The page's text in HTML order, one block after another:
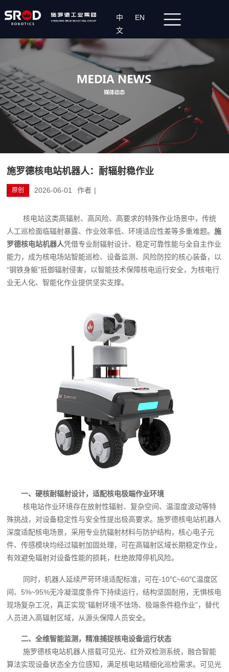
中
文
EN
施罗德核电站机器人：耐辐射稳作业
原创 2026-06-01 作者 |
核电站这类高辐射、高风险、高要求的特殊作业场景中，传统
人工巡检面临辐射暴露、作业效率低、环境适应性差等多重难题。施
罗德核电站机器人凭借专业耐辐射设计、稳定可靠性能与全自主作业
能力，成为核电场站智能巡检、设备监测、风险防控的核心装备，以
“钢铁身躯”抵御辐射侵害，以智能技术保障核电运行安全，为核电行
业无人化、智能化作业提供坚实支撑。
一、硬核耐辐射设计，适配核电极端作业环境
核电站作业环境存在放射性辐射、复杂空间、温湿度波动等特
殊挑战，对设备稳定性与安全性提出极高要求。施罗德核电站机器人
深度适配核电场景，采用专业抗辐射材料与防护结构，核心电子元
件、传感模块均经过辐射加固处理，可在高辐射区域长期稳定作业，
有效避免辐射对设备性能的损耗，杜绝故障停机风险。
同时，机器人延续严苛环境适配标准，可在-10℃~60℃温度区
间、5%~95%无冷凝湿度条件下持续运行，结构坚固耐用，无惧核电
现场复杂工况，真正实现“辐射环境不怯场、极端条件稳作业”，替代
人员进入高辐射区域，从源头保障人员安全。
二、全维智能监测，精准捕捉核电设备运行状态
施罗德核电站机器人搭载可见光、红外双检测系统，融合智能
算法实现设备状态全方位感知，满足核电站精细化巡检需求。可见光